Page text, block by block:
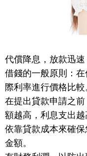
代償降息，放款迅
借錢的一般原則：
際利率進行價格比較
在提出貸款申請之
額越高，利息支出越
依靠貸款成本來確
金額。